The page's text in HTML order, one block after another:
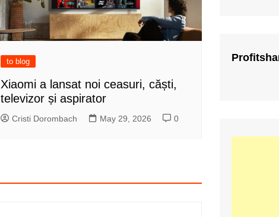
to blog
Xiaomi a lansat noi ceasuri, căști,
televizor și aspirator
Cristi Dorombach May 29, 2026 0